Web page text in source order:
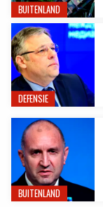
BUITENLAND
DEFENSIE
BUITENLAND